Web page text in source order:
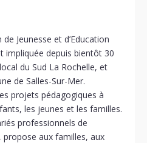
Jeunesse et d’Education
impliquée depuis bientôt 30
du Sud La Rochelle, et
de Salles-Sur-Mer.
projets pédagogiques à
les jeunes et les familles.
professionnels de
propose aux familles, aux